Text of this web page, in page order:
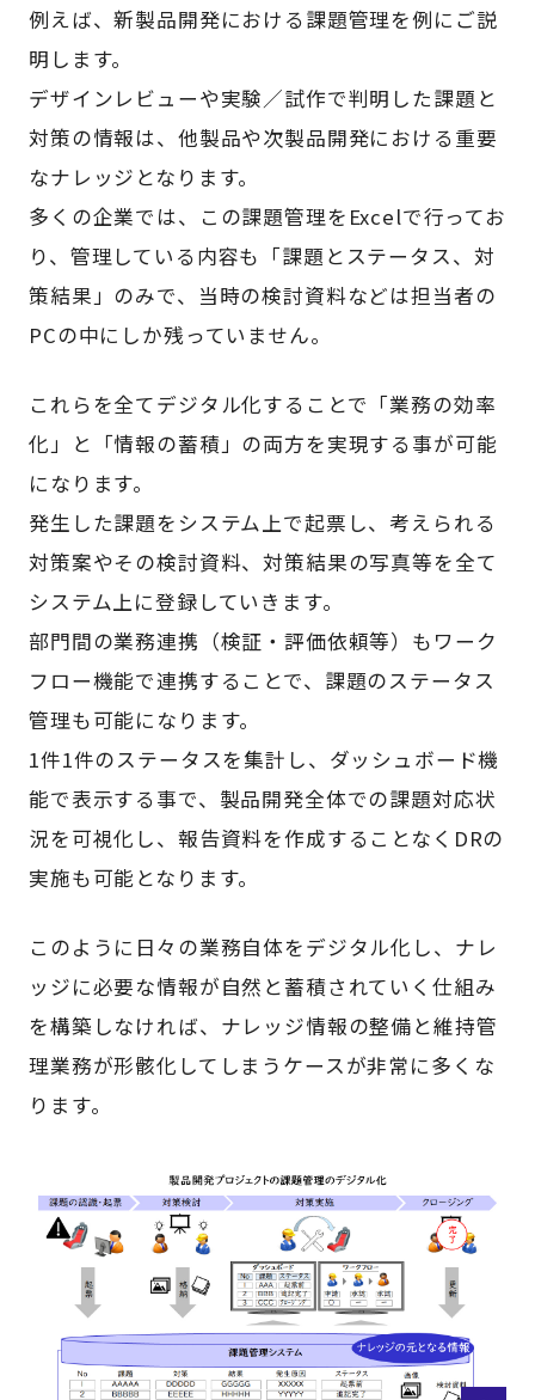
例えば、新製品開発における課題管理を例にご説
明します。
デザインレビューや実験／試作で判明した課題と
対策の情報は、他製品や次製品開発における重要
なナレッジとなります。
多くの企業では、この課題管理をExcelで行ってお
り、管理している内容も「課題とステータス、対
策結果」のみで、当時の検討資料などは担当者の
PCの中にしか残っていません。
これらを全てデジタル化することで「業務の効率
化」と「情報の蓄積」の両方を実現する事が可能
になります。
発生した課題をシステム上で起票し、考えられる
対策案やその検討資料、対策結果の写真等を全て
システム上に登録していきます。
部門間の業務連携（検証・評価依頼等）もワーク
フロー機能で連携することで、課題のステータス
管理も可能になります。
1件1件のステータスを集計し、ダッシュボード機
能で表示する事で、製品開発全体での課題対応状
況を可視化し、報告資料を作成することなくDRの
実施も可能となります。
このように日々の業務自体をデジタル化し、ナレ
ッジに必要な情報が自然と蓄積されていく仕組み
を構築しなければ、ナレッジ情報の整備と維持管
理業務が形骸化してしまうケースが非常に多くな
ります。